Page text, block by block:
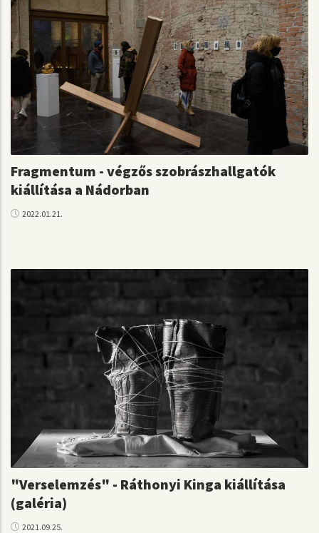
Fragmentum - végzős szobrászhallgatók
kiállítása a Nádorban
2022.01.21.
"Verselemzés" - Ráthonyi Kinga kiállítása
(galéria)
2021.09.25.